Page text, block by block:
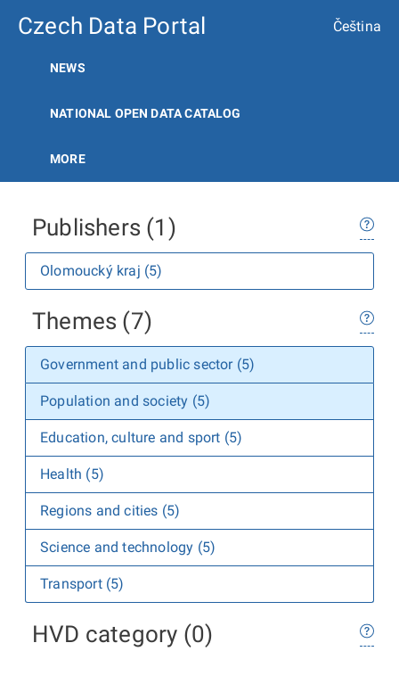
Czech Data Portal Čeština
NEWS
NATIONAL OPEN DATA CATALOG
MORE
Publishers (1)
Olomoucký kraj (5)
Themes (7)
Government and public sector (5)
Population and society (5)
Education, culture and sport (5)
Health (5)
Regions and cities (5)
Science and technology (5)
Transport (5)
HVD category (0)